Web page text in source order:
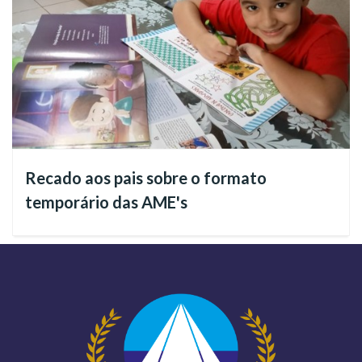
Morando próximo do município de Glorinha/RS, onde se
localiza a Igreja Ecumênica da Religião de Deus, do Cristo e
do Espírito Santo, a Irmã Nadir é voluntária assídua e
integrante do Plantão de Assistência Espiritual Caridade
Completa da Religião Divina, cujo trabalho tem sido intenso
em diversas áreas, a exemplo de um dos abrigos do Estado do
com muito Amor para que todos possam ter
forças para vencer seus desafios. Fazemos a
Oração do Pai-Nosso com cada um;
Recado aos pais sobre o formato
temporário das AME's